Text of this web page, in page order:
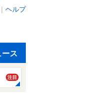
ヘルプ
ース
注目